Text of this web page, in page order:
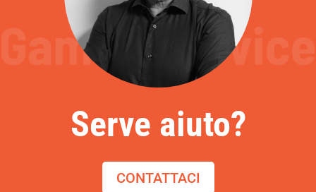
Serve aiuto?
CONTATTACI